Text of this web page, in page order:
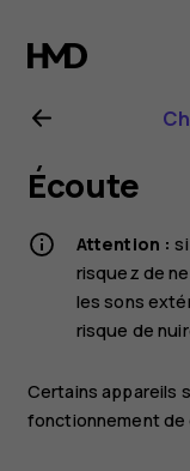
Guide
de
Nokia
G21
Écoute
Attention :
risquez de
les sons
risque de
Certains appareils
fonctionnement